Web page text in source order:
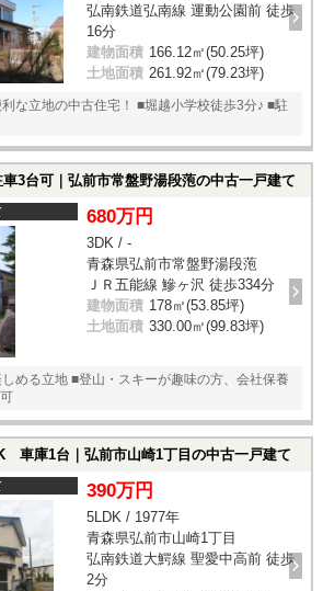
弘南鉄道弘南線 運動公園前 徒歩
16分
建物面積 166.12㎡(50.25坪)
土地面積 261.92㎡(79.23坪)
な立地の中古住宅！ ■堀越小学校徒歩3分♪ ■駐
台可｜弘前市常盤野湯段萢の中古一戸建て
680万円
3DK / -
青森県弘前市常盤野湯段萢
ＪＲ五能線 鰺ヶ沢 徒歩334分
建物面積 178㎡(53.85坪)
土地面積 330.00㎡(99.83坪)
める立地 ■登山・スキーが趣味の方、会社保養
庫1台｜弘前市山崎1丁目の中古一戸建て
390万円
5LDK / 1977年
青森県弘前市山崎1丁目
弘南鉄道大鰐線 聖愛中高前 徒歩
2分